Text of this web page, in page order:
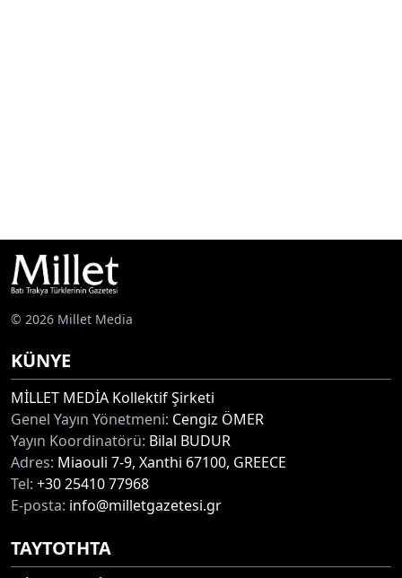
© 2026 Millet Media
KÜNYE
MİLLET MEDİA Kollektif Şirketi
Genel Yayın Yönetmeni: Cengiz ÖMER
Yayın Koordinatörü: Bilal BUDUR
Adres: Miaouli 7-9, Xanthi 67100, GREECE
Tel: +30 25410 77968
E-posta: info@milletgazetesi.gr
ΤΑΥΤΟΤΗΤΑ